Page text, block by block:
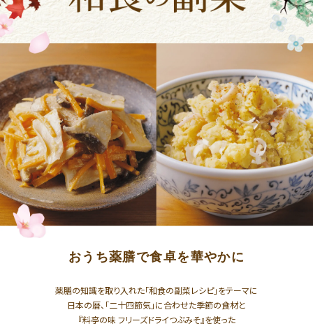
おうち薬膳で食卓を華やかに
薬膳の知識を取り入れた「和食の副菜レシピ」をテーマに
日本の暦、「二十四節気」に合わせた季節の食材と
『料亭の味 フリーズドライつぶみそ』を使った